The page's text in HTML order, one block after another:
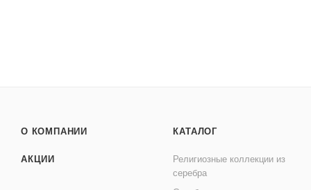
О КОМПАНИИ
АКЦИИ
КАТАЛОГ
Религиозные коллекции из
серебра